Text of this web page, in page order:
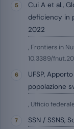
Cui A et al.,
deficiency in
2022
, Frontiers in
10.3389/
UFSP,
popolazione
, Ufficio
SSN / SSNS,